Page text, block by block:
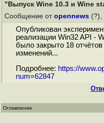
"Выпуск Wine 10.3 и Wine
Сообщение от opennews (?),
Опубликован
реализации Win32 API -
было закрыто 18
изменений...
Подробнее: https://
num=62847
Оглавление